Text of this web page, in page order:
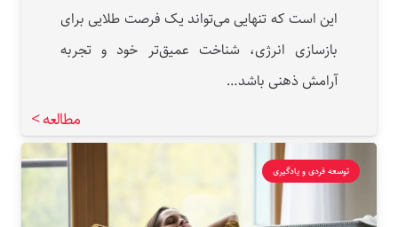
این است که تنهایی می‌تواند یک فرصت طلایی برای
بازسازی انرژی، شناخت عمیق‌تر خود و تجربه
آرامش ذهنی باشد…
مطالعه >
توسعه فردی و یادگیری